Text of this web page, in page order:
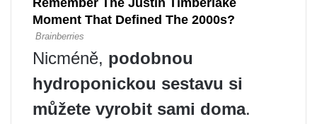
Nicméně, podobnou
hydroponickou sestavu si
můžete vyrobit sami doma.